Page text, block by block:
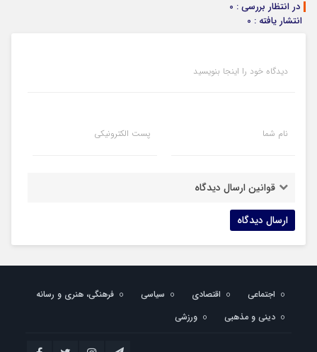
در انتظار بررسی : 0
انتشار یافته : 0
دیدگاه خود را اینجا بنویسید
نام شما پست الکترونیکی
قوانین ارسال دیدگاه
اجتماعی اقتصادی سیاسی
فرهنگی، هنری و رسانه
دینی و مذهبی
ورزشی